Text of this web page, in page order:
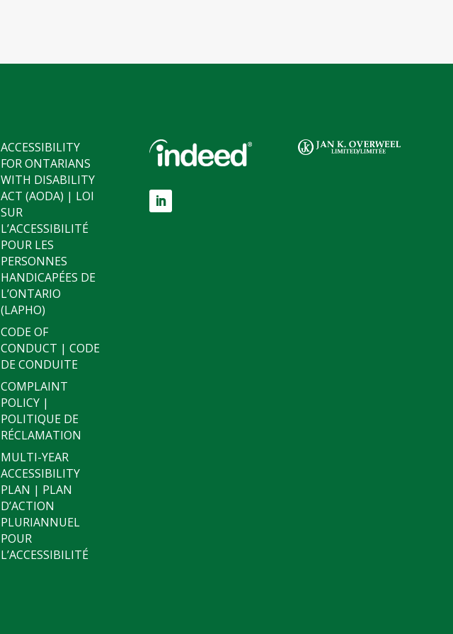
ACCESSIBILITY
FOR ONTARIANS
WITH DISABILITY
ACT (AODA) | LOI
SUR
L’ACCESSIBILITÉ
POUR LES
PERSONNES
HANDICAPÉES DE
L’ONTARIO
(LAPHO)
CODE OF
CONDUCT | CODE
DE CONDUITE
COMPLAINT
POLICY |
POLITIQUE DE
RÉCLAMATION
MULTI-YEAR
ACCESSIBILITY
PLAN | PLAN
D’ACTION
PLURIANNUEL
POUR
L’ACCESSIBILITÉ